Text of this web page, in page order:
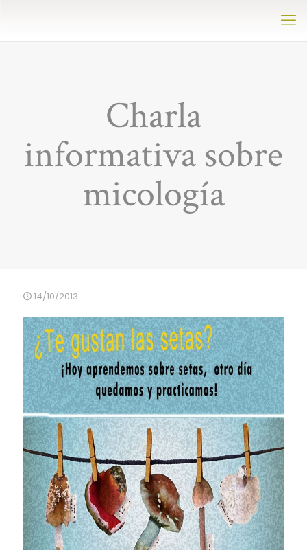
Charla
informativa sobre
micología
14/10/2013